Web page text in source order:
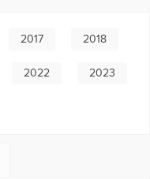
2017 2018
2022 2023